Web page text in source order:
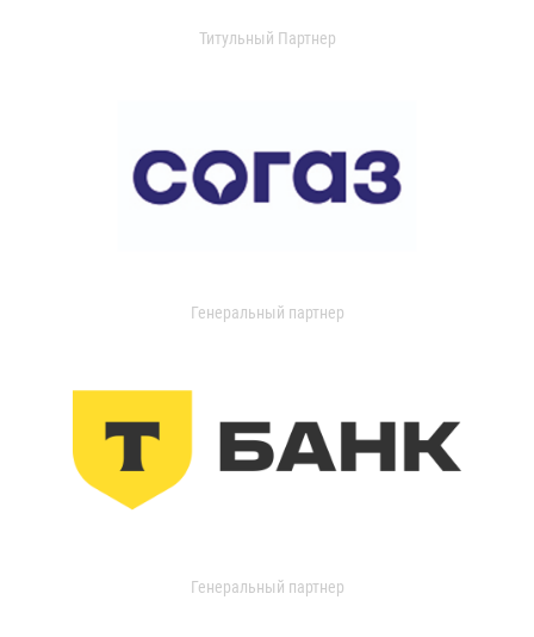
Титульный Партнер
Генеральный партнер
Генеральный партнер